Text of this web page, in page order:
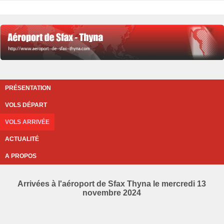
PRÉSENTATION
VOLS DÉPART
VOLS ARRIVÉE
ACTUALITÉ
A PROPOS
Arrivées à l'aéroport de Sfax Thyna le mercredi 13
novembre 2024